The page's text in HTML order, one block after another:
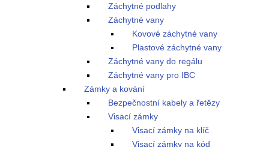
Záchytné podlahy
Záchytné vany
Kovové záchytné vany
Plastové záchytné vany
Záchytné vany do regálu
Záchytné vany pro IBC
Zámky a kování
Bezpečnostní kabely a řetězy
Visací zámky
Visací zámky na klíč
Visací zámky na kód